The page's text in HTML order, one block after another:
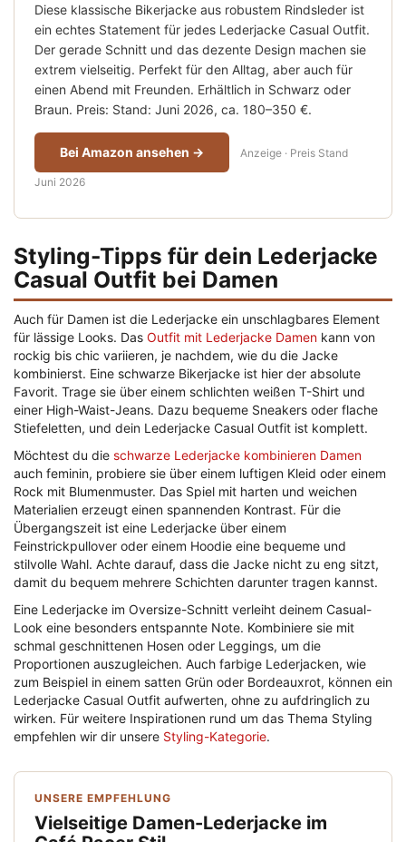
Diese klassische Bikerjacke aus robustem Rindsleder ist
ein echtes Statement für jedes Lederjacke Casual Outfit.
Der gerade Schnitt und das dezente Design machen sie
extrem vielseitig. Perfekt für den Alltag, aber auch für
einen Abend mit Freunden. Erhältlich in Schwarz oder
Braun. Preis: Stand: Juni 2026, ca. 180–350 €.
Bei Amazon ansehen → Anzeige · Preis Stand
Juni 2026
Styling-Tipps für dein Lederjacke
Casual Outfit bei Damen
Auch für Damen ist die Lederjacke ein unschlagbares Element
für lässige Looks. Das Outfit mit Lederjacke Damen kann von
rockig bis chic variieren, je nachdem, wie du die Jacke
kombinierst. Eine schwarze Bikerjacke ist hier der absolute
Favorit. Trage sie über einem schlichten weißen T-Shirt und
einer High-Waist-Jeans. Dazu bequeme Sneakers oder flache
Stiefeletten, und dein Lederjacke Casual Outfit ist komplett.
Möchtest du die schwarze Lederjacke kombinieren Damen
auch feminin, probiere sie über einem luftigen Kleid oder einem
Rock mit Blumenmuster. Das Spiel mit harten und weichen
Materialien erzeugt einen spannenden Kontrast. Für die
Übergangszeit ist eine Lederjacke über einem
Feinstrickpullover oder einem Hoodie eine bequeme und
stilvolle Wahl. Achte darauf, dass die Jacke nicht zu eng sitzt,
damit du bequem mehrere Schichten darunter tragen kannst.
Eine Lederjacke im Oversize-Schnitt verleiht deinem Casual-
Look eine besonders entspannte Note. Kombiniere sie mit
schmal geschnittenen Hosen oder Leggings, um die
Proportionen auszugleichen. Auch farbige Lederjacken, wie
zum Beispiel in einem satten Grün oder Bordeauxrot, können ein
Lederjacke Casual Outfit aufwerten, ohne zu aufdringlich zu
wirken. Für weitere Inspirationen rund um das Thema Styling
empfehlen wir dir unsere Styling-Kategorie.
UNSERE EMPFEHLUNG
Vielseitige Damen-Lederjacke im